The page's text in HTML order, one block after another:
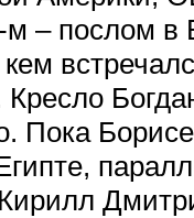
– послом в
Кресло
Пока